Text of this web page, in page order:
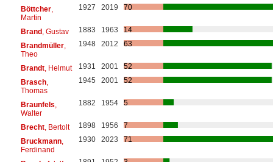
Böttcher,
Martin
1927 2019 70
Brand, Gustav 1883 1963
14
Brandmüller,
Theo
1948 2012 63
Brandt, Helmut 1931 2001
52
Brasch,
Thomas
1945 2001 52
Braunfels
Walter
1882 1954 5
Brecht, Bertolt 1898 1956
7
Bruckmann,
Ferdinand
1930 2023 71